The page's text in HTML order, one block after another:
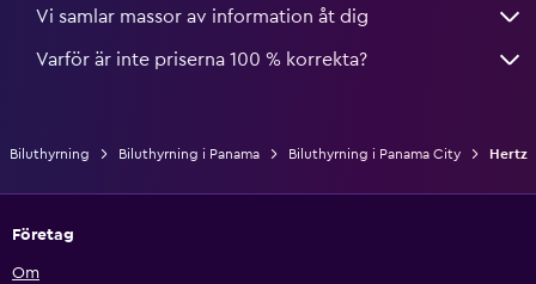
Vi samlar massor av information åt dig
Varför är inte priserna 100 % korrekta?
Biluthyrning Biluthyrning i Panama Biluthyrning i Panama City Hertz
Företag
Om